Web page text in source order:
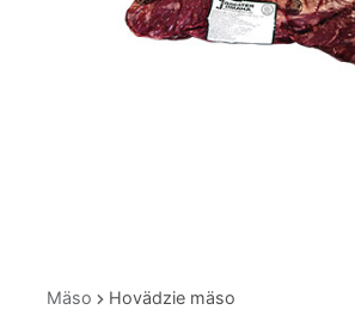
Mäso Hovädzie mäso